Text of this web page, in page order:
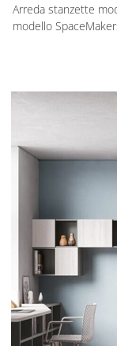
Arreda stanzette
modello